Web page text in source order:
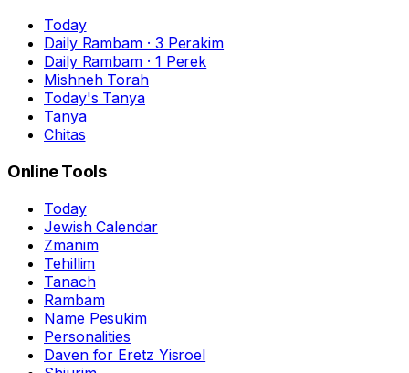
Today
Daily Rambam · 3 Perakim
Daily Rambam · 1 Perek
Mishneh Torah
Today's Tanya
Tanya
Chitas
Online Tools
Today
Jewish Calendar
Zmanim
Tehillim
Tanach
Rambam
Name Pesukim
Personalities
Daven for Eretz Yisroel